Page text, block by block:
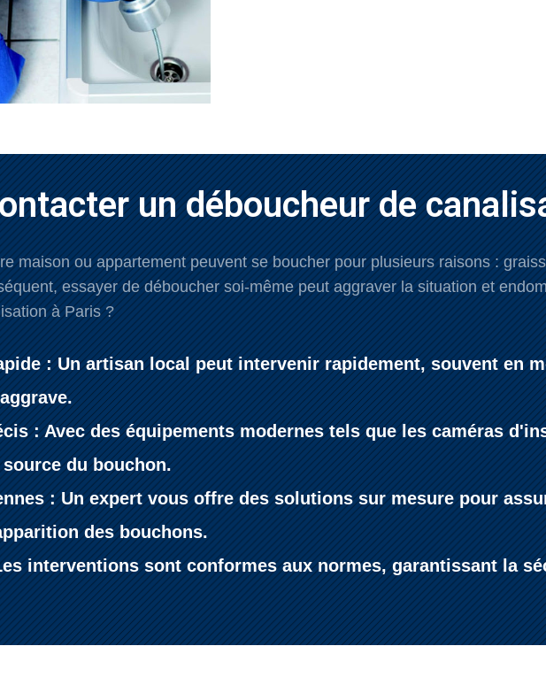
un déboucheur de
maison ou appartement peuvent se boucher pour plusieurs raisons :
essayer de déboucher soi-même peut aggraver la situation et
à Paris ?
: Un artisan local peut intervenir rapidement, souvent en
: Avec des équipements modernes tels que les caméras
du bouchon.
: Un expert vous offre des solutions sur mesure pour
des bouchons.
interventions sont conformes aux normes, garantissant la